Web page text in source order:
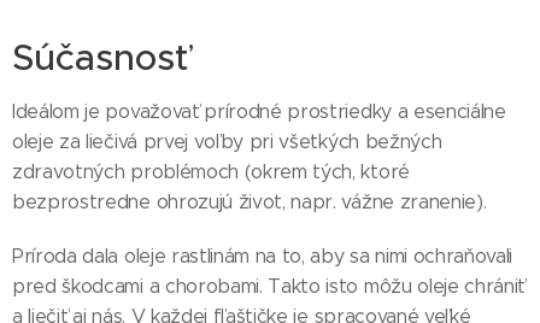
Súčasnosť
Ideálom je považovať prírodné prostriedky a esenciálne
oleje za liečivá prvej voľby pri všetkých bežných
zdravotných problémoch (okrem tých, ktoré
bezprostredne ohrozujú život, napr. vážne zranenie).
Príroda dala oleje rastlinám na to, aby sa nimi ochraňovali
pred škodcami a chorobami. Takto isto môžu oleje chrániť
a liečiť aj nás. V každej fľaštičke je spracované veľké